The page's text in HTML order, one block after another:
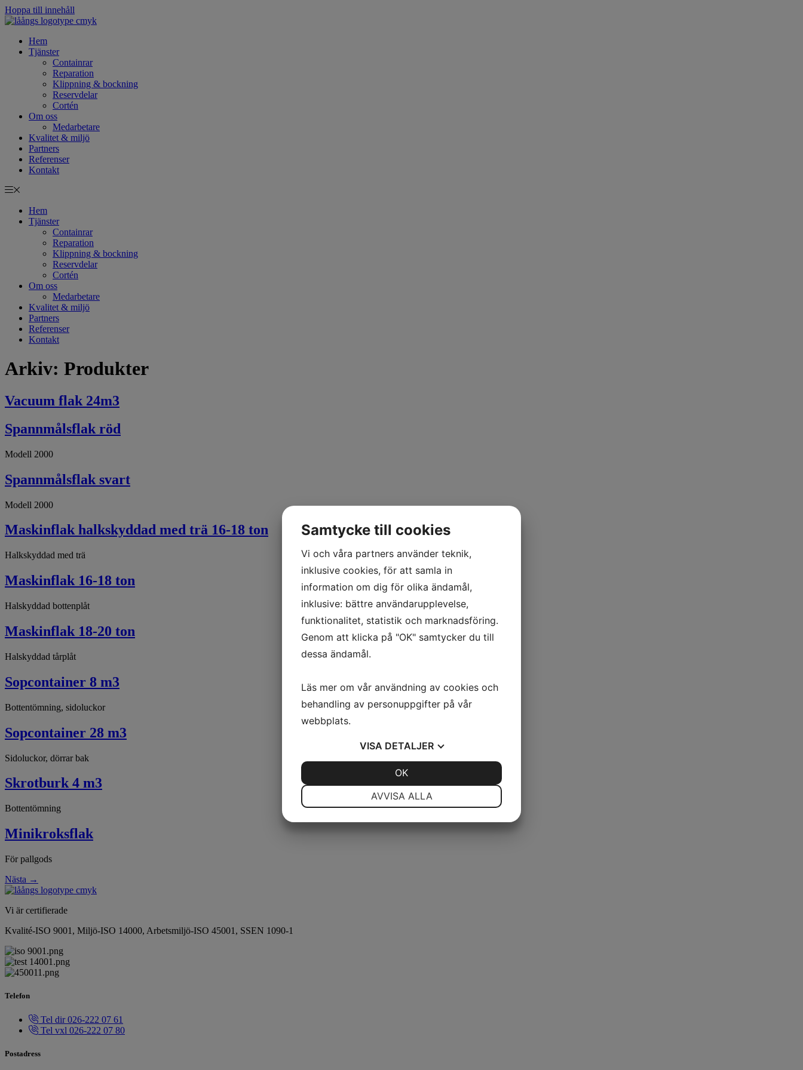
Hoppa till innehåll
Hem
Tjänster
Containrar
Reparation
Klippning & bockning
Reservdelar
Cortén
Om oss
Medarbetare
Kvalitet & miljö
Partners
Referenser
Kontakt
Hem
Tjänster
Containrar
Reparation
Klippning & bockning
Reservdelar
Cortén
Om oss
Medarbetare
Kvalitet & miljö
Partners
Referenser
Kontakt
Arkiv: Produkter
Vacuum flak 24m3
Spannmålsflak röd
Modell 2000
Spannmålsflak svart
Modell 2000
Maskinflak halkskyddad med trä 16-18 ton
Halkskyddad med trä
Maskinflak 16-18 ton
Halskyddad bottenplåt
Maskinflak 18-20 ton
Halskyddad tårplåt
Sopcontainer 8 m3
Bottentömning, sidoluckor
Sopcontainer 28 m3
Sidoluckor, dörrar bak
Skrotburk 4 m3
Bottentömning
Minikroksflak
För pallgods
Nästa →
Vi är certifierade
Kvalité-ISO 9001, Miljö-ISO 14000, Arbetsmiljö-ISO 45001, SSEN 1090-1
Telefon
Tel dir 026-222 07 61
Tel vxl 026-222 07 80
Postadress
Samtycke till cookies
Vi och våra partners använder teknik,
inklusive cookies, för att samla in
information om dig för olika ändamål,
inklusive: bättre användarupplevelse,
funktionalitet, statistik och marknadsföring.
Genom att klicka på "OK" samtycker du till
dessa ändamål.
Läs mer om vår användning av cookies och
behandling av personuppgifter på vår
webbplats.
VISA DETALJER
AVVISA ALLA
OK